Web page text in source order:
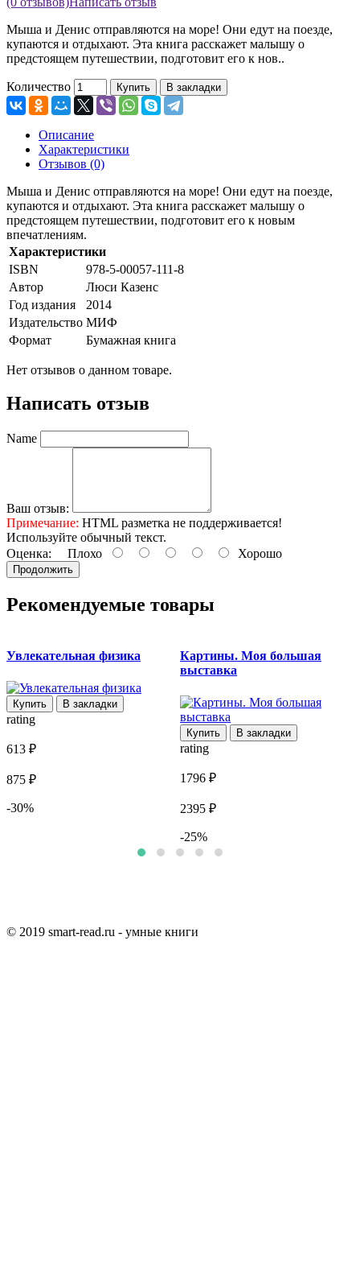
Мыша и Денис отправляются на море! Они едут на поезде,
купаются и отдыхают. Эта книга расскажет малышу о
предстоящем путешествии, подготовит его к нов..
Количество Купить В закладки
Описание
Характеристики
Отзывов (0)
Мыша и Денис отправляются на море! Они едут на поезде,
купаются и отдыхают. Эта книга расскажет малышу о
предстоящем путешествии, подготовит его к новым
впечатлениям.
Характеристики
ISBN
978-5-00057-111-8
Автор
Люси Казенс
Год издания
2014
Издательство МИФ
Формат
Бумажная книга
Нет отзывов о данном товаре.
Написать отзыв
Name
Ваш отзыв:
Примечание: HTML разметка не поддерживается!
Используйте обычный текст.
Оценка: Плохо Хорошо
Продолжить
Рекомендуемые товары
Увлекательная физика
Купить В закладки
rating
613 ₽
875 ₽
-30%
Картины. Моя большая
выставка
Купить В закладки
rating
1796 ₽
2395 ₽
-25%
© 2019 smart-read.ru - умные книги